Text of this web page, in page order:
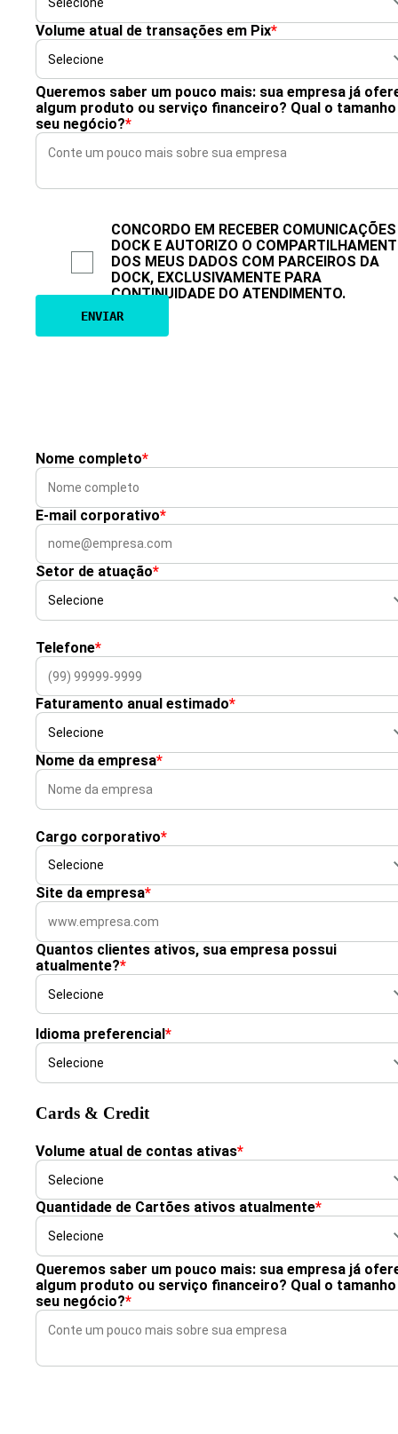
Volume atual de transações em Pix*
Queremos saber um pouco mais: sua empresa já
algum produto ou serviço financeiro? Qual o
seu negócio?*
CONCORDO EM RECEBER
DOCK E AUTORIZO O
DOS MEUS DADOS COM PARCEIROS DA
DOCK, EXCLUSIVAMENTE PARA
CONTINUIDADE DO ATENDIMENTO.
Nome completo*
E-mail corporativo*
Setor de atuação*
Telefone*
Faturamento anual estimado*
Nome da empresa*
Cargo corporativo*
Site da empresa*
Quantos clientes ativos, sua empresa possui
atualmente?*
Idioma preferencial *
Cards & Credit
Volume atual de contas ativas*
Quantidade de Cartões ativos atualmente*
Queremos saber um pouco mais: sua empresa já
algum produto ou serviço financeiro? Qual o
seu negócio?*